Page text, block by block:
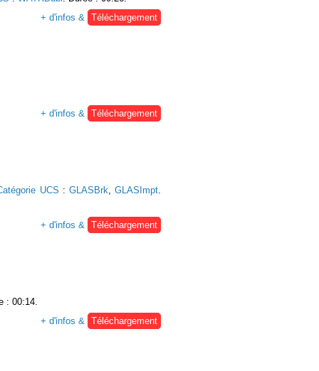
+ d'infos & Téléchargement
+ d'infos & Téléchargement
UCS : GLASBrk,GLASImpt.
+ d'infos & Téléchargement
: 00:14.
+ d'infos &
Téléchargement